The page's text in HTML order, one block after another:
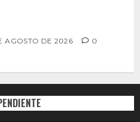
AGOSTO DE 2026 0